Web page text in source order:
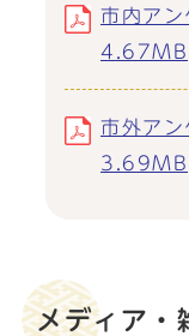
市内ア
市外ア
メディア・